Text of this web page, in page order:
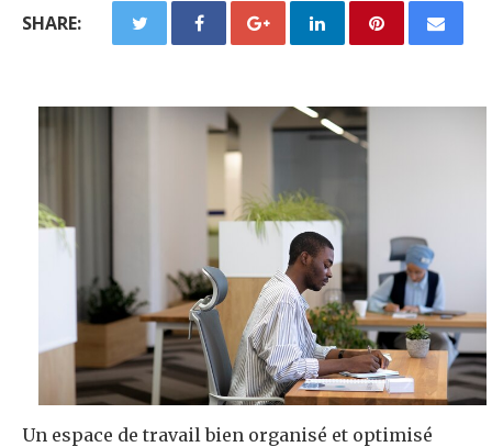
SHARE:
Un espace de travail bien organisé et optimisé